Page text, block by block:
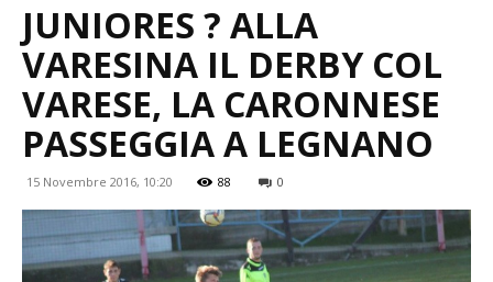
JUNIORES ? ALLA
VARESINA IL DERBY COL
VARESE, LA CARONNESE
PASSEGGIA A LEGNANO
15 Novembre 2016, 10:20 88 0